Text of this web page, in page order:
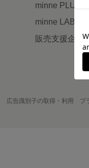
minne PLUS
minne LAB
販売支援企画
広告識別子の取得・利用 プ